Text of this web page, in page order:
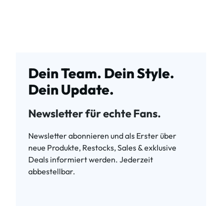
Dein Team. Dein Style.
Dein Update.
Newsletter für echte Fans.
Newsletter abonnieren und als Erster über
neue Produkte, Restocks, Sales & exklusive
Deals informiert werden. Jederzeit
abbestellbar.